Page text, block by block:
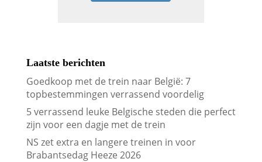
Laatste berichten
Goedkoop met de trein naar België: 7
topbestemmingen verrassend voordelig
5 verrassend leuke Belgische steden die perfect
zijn voor een dagje met de trein
NS zet extra en langere treinen in voor
Brabantsedag Heeze 2026